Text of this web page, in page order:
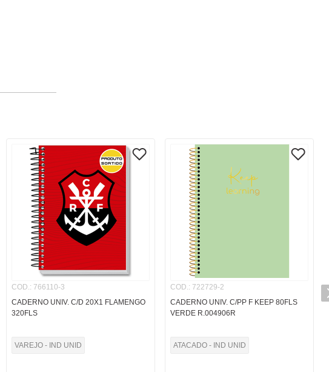
COD.: 766110-3
CADERNO UNIV. C/D 20X1 FLAMENGO
320FLS
VAREJO - IND UNID
COD.: 722729-2
CADERNO UNIV. C/PP F KEEP 80FLS
VERDE R.004906R
ATACADO - IND UNID